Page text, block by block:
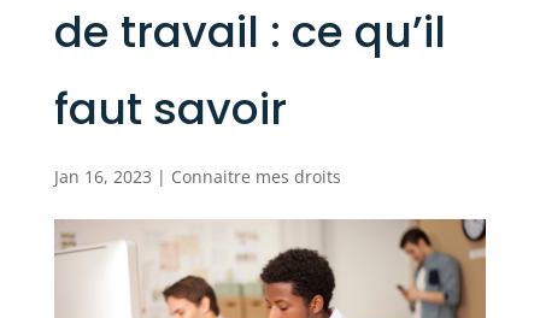
de travail : ce qu’il
faut savoir
Jan 16, 2023 | Connaitre mes droits